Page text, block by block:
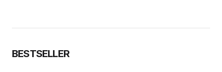
BESTSELLER